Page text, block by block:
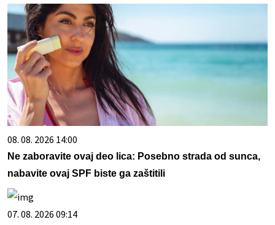
08. 08. 2026 14:00
Ne zaboravite ovaj deo lica: Posebno strada od sunca,
nabavite ovaj SPF biste ga zaštitili
07. 08. 2026 09:14